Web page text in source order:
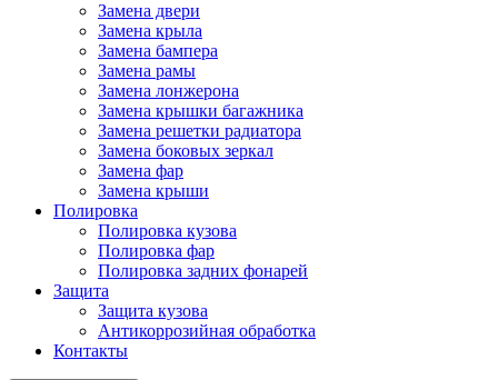
Замена двери
Замена крыла
Замена бампера
Замена рамы
Замена лонжерона
Замена крышки багажника
Замена решетки радиатора
Замена боковых зеркал
Замена фар
Замена крыши
Полировка
Полировка кузова
Полировка фар
Полировка задних фонарей
Защита
Защита кузова
Антикоррозийная обработка
Контакты